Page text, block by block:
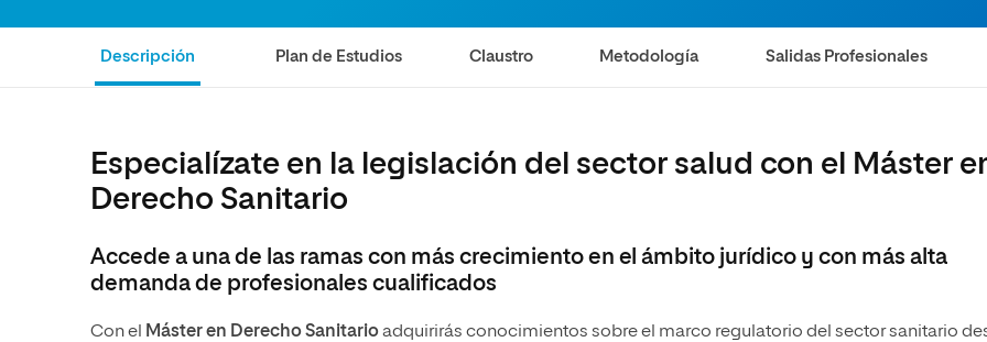
Ciencias Políticas y Relaciones
Internacionales
Acceso universitario para
mayores
Ciencias de la Salud
Ciencias Sociales
Artes
Música
Máster Universitario en Atención Temprana y
Diseño
Ciencias de la Salud
Humanidades
Artes
Oficina de Movilidad
Internacional
Escuela de Humanidades
Normas de Organización y
Descripción Plan de Estudios Claustro Metodología Salidas Profesionales
Especialízate en la legislación del sector salud con el Máster
Derecho Sanitario
Accede a una de las ramas con más crecimiento en el ámbito jurídico y con más alta
demanda de profesionales cualificados
Con el Máster en Derecho Sanitarioadquirirás conocimientos sobre el marco regulatorio del sector sanitario